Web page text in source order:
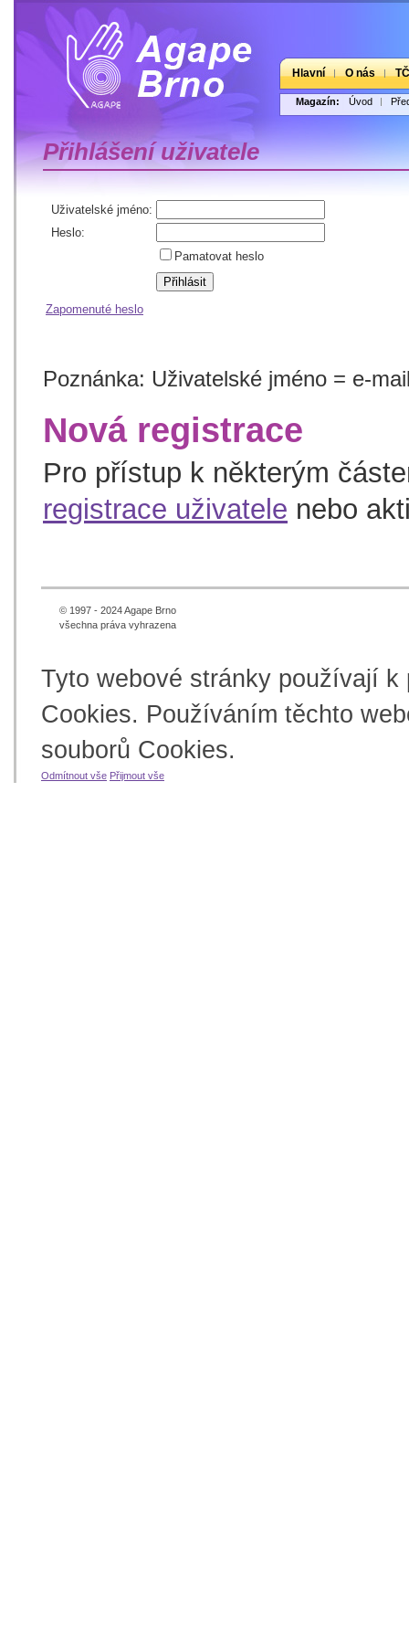
Hlavní O nás
Magazín: Úvod
Přihlášení uživatele
Uživatelské jméno:
Heslo:
Pamatovat heslo
Zapomenuté heslo
Poznánka: Uživatelské jméno = e-
Nová registrace
Pro přístup k některým
registrace uživatele nebo
© 1997 - 2024 Agape Brno
všechna práva vyhrazena
Tyto webové stránky používají
Cookies. Používáním těchto
souborů Cookies.